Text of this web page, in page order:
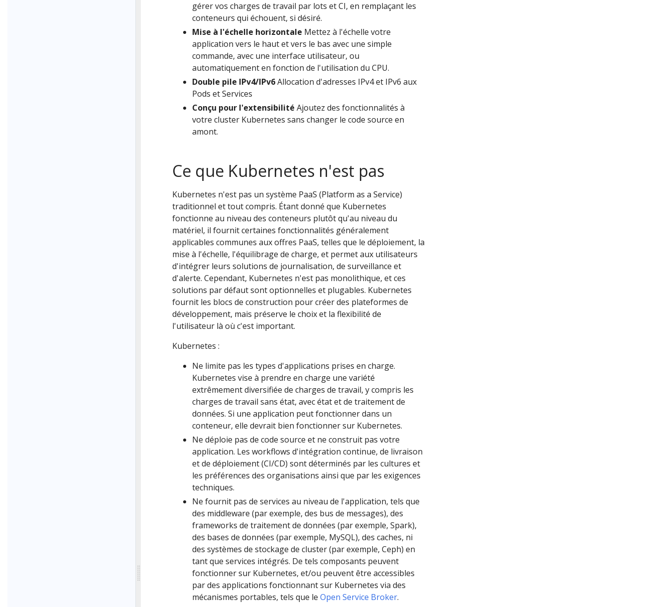
gérer vos charges de travail par lots et CI, en remplaçant les
conteneurs qui échouent, si désiré.
Mise à l'échelle horizontale Mettez à l'échelle votre
application vers le haut et vers le bas avec une simple
commande, avec une interface utilisateur, ou
automatiquement en fonction de l'utilisation du CPU.
Double pile IPv4/IPv6Allocation d'adresses IPv4 et IPv6 aux
Pods et Services
Conçu pour l'extensibilité Ajoutez des fonctionnalités à
votre cluster Kubernetes sans changer le code source en
amont.
Ce que Kubernetes n'est pas
Kubernetes n'est pas un système PaaS (Platform as a Service)
traditionnel et tout compris. Étant donné que Kubernetes
fonctionne au niveau des conteneurs plutôt qu'au niveau du
matériel, il fournit certaines fonctionnalités généralement
applicables communes aux offres PaaS, telles que le déploiement, la
mise à l'échelle, l'équilibrage de charge, et permet aux utilisateurs
d'intégrer leurs solutions de journalisation, de surveillance et
d'alerte. Cependant, Kubernetes n'est pas monolithique, et ces
solutions par défaut sont optionnelles et plugables. Kubernetes
fournit les blocs de construction pour créer des plateformes de
développement, mais préserve le choix et la flexibilité de
l'utilisateur là où c'est important.
Kubernetes :
Ne limite pas les types d'applications prises en charge.
Kubernetes vise à prendre en charge une variété
extrêmement diversifiée de charges de travail, y compris les
charges de travail sans état, avec état et de traitement de
données. Si une application peut fonctionner dans un
conteneur, elle devrait bien fonctionner sur Kubernetes.
Ne déploie pas de code source et ne construit pas votre
application. Les workflows d'intégration continue, de livraison
et de déploiement (CI/CD) sont déterminés par les cultures et
les préférences des organisations ainsi que par les exigences
techniques.
Ne fournit pas de services au niveau de l'application, tels que
des middleware (par exemple, des bus de messages), des
frameworks de traitement de données (par exemple, Spark),
des bases de données (par exemple, MySQL), des caches, ni
des systèmes de stockage de cluster (par exemple, Ceph) en
tant que services intégrés. De tels composants peuvent
fonctionner sur Kubernetes, et/ou peuvent être accessibles
par des applications fonctionnant sur Kubernetes via des
mécanismes portables, tels que le Open Service Broker.